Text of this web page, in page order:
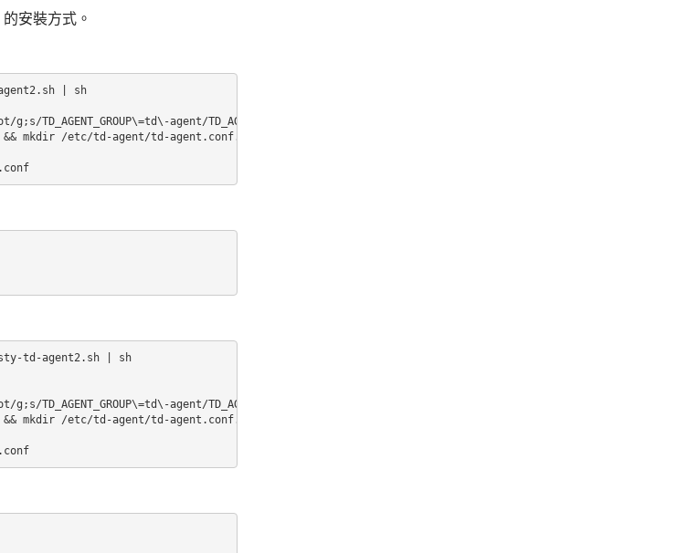
安裝方式。
| sh
g;s/TD_AGENT_GROUP\=td\-agent/TD_AGENT_GROUP\=root/g' /etc/init.d/td-agent
mkdir /etc/td-agent/td-agent.conf.d
td-agent2.sh | sh
g;s/TD_AGENT_GROUP\=td\-agent/TD_AGENT_GROUP\=root/g' /etc/init.d/td-agent
mkdir /etc/td-agent/td-agent.conf.d